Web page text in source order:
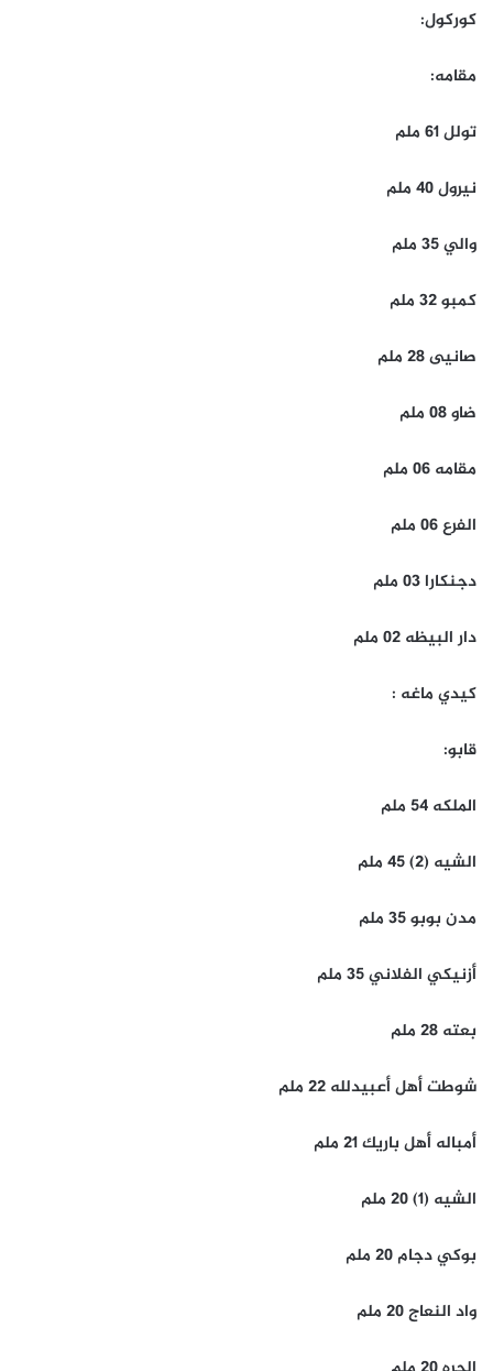
كوركول:
مقامه:
تولل 61 ملم
نيرول 40 ملم
والي 35 ملم
كمبو 32 ملم
صانيى 28 ملم
ضاو 08 ملم
مقامه 06 ملم
الفرع 06 ملم
دجنكارا 03 ملم
دار البيظه 02 ملم
كيدي ماغه :
قابو:
الملكه 54 ملم
الشيه (2) 45 ملم
مدن بوبو 35 ملم
أزنيكي الفلاني 35 ملم
بعته 28 ملم
شوطت أهل أعبيدلله 22 ملم
أمباله أهل باريك 21 ملم
الشيه (1) 20 ملم
بوكي دجام 20 ملم
واد النعاج 20 ملم